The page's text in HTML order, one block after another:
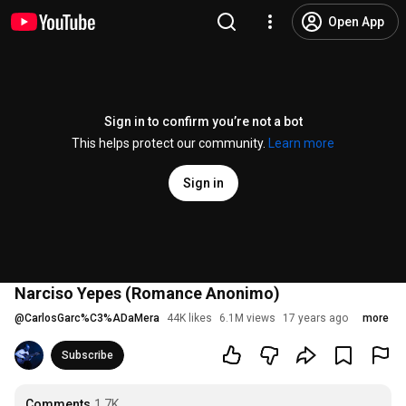
Open App
Sign in to confirm you’re not a bot
This helps protect our community.
Learn more
Sign in
Narciso Yepes (Romance Anonimo)
@CarlosGarc%C3%ADaMera 44K likes 6.1M views 17 years ago more
Subscribe